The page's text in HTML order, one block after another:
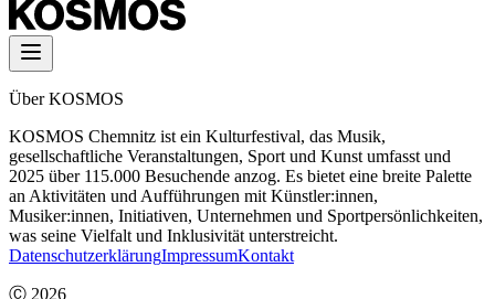
Über KOSMOS
KOSMOS Chemnitz ist ein Kulturfestival, das Musik,
gesellschaftliche Veranstaltungen, Sport und Kunst umfasst und
2025 über 115.000 Besuchende anzog. Es bietet eine breite Palette
an Aktivitäten und Aufführungen mit Künstler:innen,
Musiker:innen, Initiativen, Unternehmen und Sportpersönlichkeiten,
was seine Vielfalt und Inklusivität unterstreicht.
DatenschutzerklärungImpressumKontakt
Ⓒ 2026